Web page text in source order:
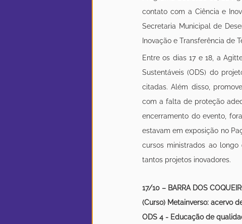
contato com a Ciência e
Secretaria Municipal de
Inovação e Transferência de
Entre os dias 17 e 18, a
Sustentáveis (ODS) do
citadas. Além disso,
com a falta de proteção
encerramento do evento,
estavam em exposição no
cursos ministrados ao
tantos projetos inovadores.
17/10 – BARRA DOS
(Curso) Metainverso: acervo
ODS 4 - Educação de